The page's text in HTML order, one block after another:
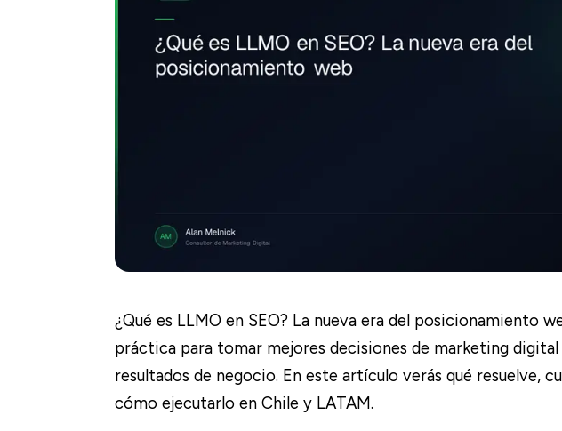
¿Qué es LLMO en SEO? La nueva era del posicionamiento
práctica para tomar mejores decisiones de marketing
resultados de negocio. En este artículo verás qué resuelve,
cómo ejecutarlo en Chile y LATAM.